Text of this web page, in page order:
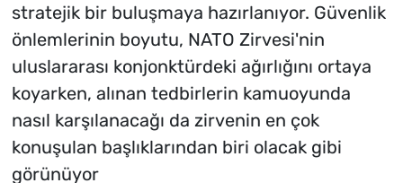
stratejik bir buluşmaya hazırlanıyor. Güvenlik
önlemlerinin boyutu, NATO Zirvesi'nin
uluslararası konjonktürdeki ağırlığını ortaya
koyarken, alınan tedbirlerin kamuoyunda
nasıl karşılanacağı da zirvenin en çok
konuşulan başlıklarından biri olacak gibi
görünüyor